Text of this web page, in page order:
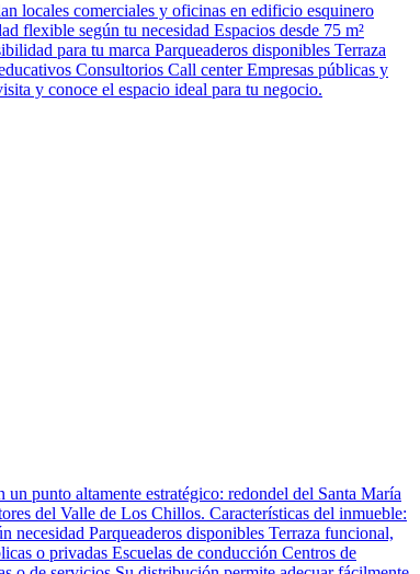
locales comerciales y oficinas en edificio esquinero
flexible según tu necesidad Espacios desde 75 m²
para tu marca Parqueaderos disponibles Terraza
Consultorios Call center Empresas públicas y
y conoce el espacio ideal para tu negocio.
punto altamente estratégico: redondel del Santa María
del Valle de Los Chillos. Características del inmueble:
necesidad Parqueaderos disponibles Terraza funcional,
o privadas Escuelas de conducción Centros de